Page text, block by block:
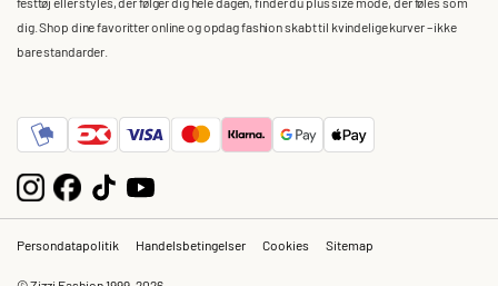
dig. Shop dine favoritter online og opdag fashion skabt til kvindelige kurver – ikke
bare standarder.
Persondatapolitik Handelsbetingelser Cookies Sitemap